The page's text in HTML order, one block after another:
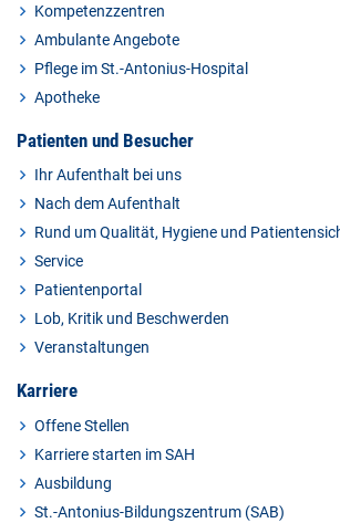
Kompetenzzentren
Ambulante Angebote
Pflege im St.-Antonius-Hospital
Apotheke
Patienten und Besucher
Ihr Aufenthalt bei uns
Nach dem Aufenthalt
Rund um Qualität, Hygiene und
Service
Patientenportal
Lob, Kritik und Beschwerden
Veranstaltungen
Karriere
Offene Stellen
Karriere starten im SAH
Ausbildung
St.-Antonius-Bildungszentrum (SAB)